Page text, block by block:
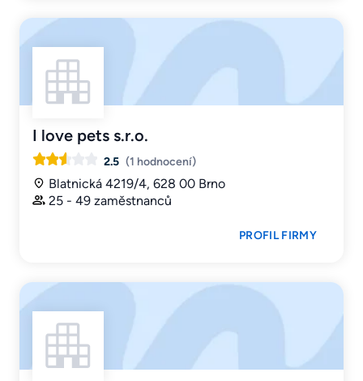
I love pets s.r.o.
2.5 (1 hodnocení)
Blatnická 4219/4, 628 00 Brno
25 - 49 zaměstnanců
PROFIL FIRMY